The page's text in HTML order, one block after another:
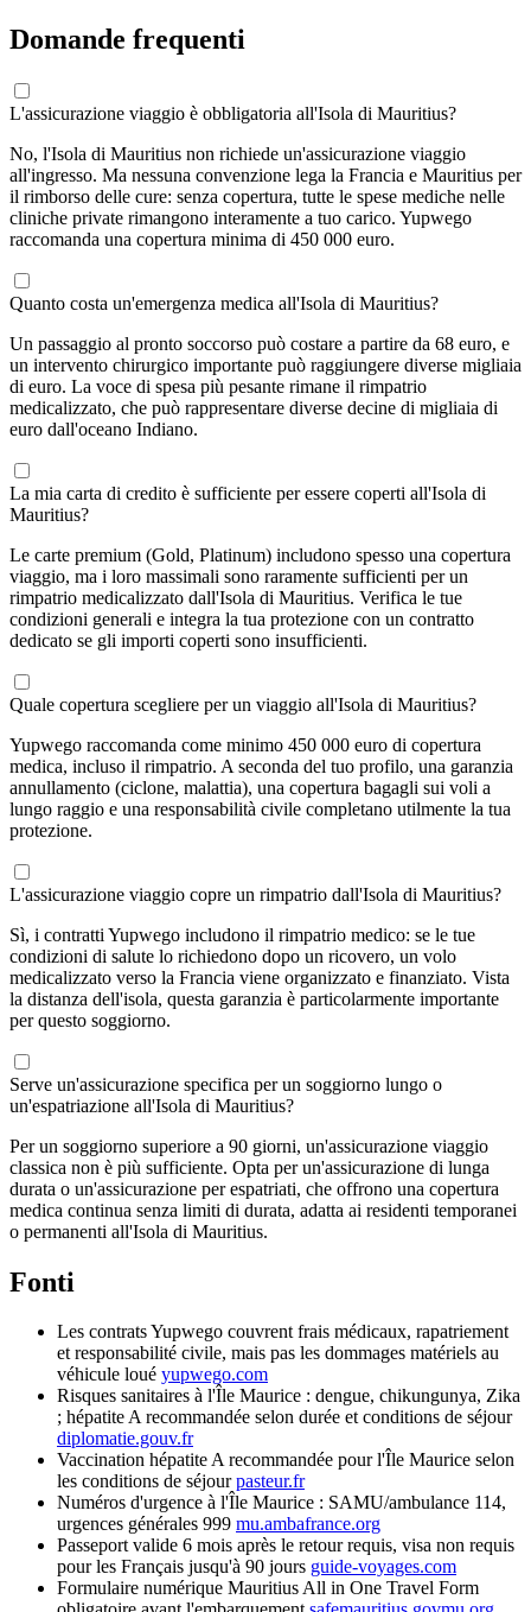
Domande frequenti
L'assicurazione viaggio è obbligatoria all'Isola di Mauritius?
No, l'Isola di Mauritius non richiede un'assicurazione viaggio
all'ingresso. Ma nessuna convenzione lega la Francia e Mauritius per
il rimborso delle cure: senza copertura, tutte le spese mediche nelle
cliniche private rimangono interamente a tuo carico. Yupwego
raccomanda una copertura minima di 450 000 euro.
Quanto costa un'emergenza medica all'Isola di Mauritius?
Un passaggio al pronto soccorso può costare a partire da 68 euro, e
un intervento chirurgico importante può raggiungere diverse migliaia
di euro. La voce di spesa più pesante rimane il rimpatrio
medicalizzato, che può rappresentare diverse decine di migliaia di
euro dall'oceano Indiano.
La mia carta di credito è sufficiente per essere coperti all'Isola di
Mauritius?
Le carte premium (Gold, Platinum) includono spesso una copertura
viaggio, ma i loro massimali sono raramente sufficienti per un
rimpatrio medicalizzato dall'Isola di Mauritius. Verifica le tue
condizioni generali e integra la tua protezione con un contratto
dedicato se gli importi coperti sono insufficienti.
Quale copertura scegliere per un viaggio all'Isola di Mauritius?
Yupwego raccomanda come minimo 450 000 euro di copertura
medica, incluso il rimpatrio. A seconda del tuo profilo, una garanzia
annullamento (ciclone, malattia), una copertura bagagli sui voli a
lungo raggio e una responsabilità civile completano utilmente la tua
protezione.
L'assicurazione viaggio copre un rimpatrio dall'Isola di Mauritius?
Sì, i contratti Yupwego includono il rimpatrio medico: se le tue
condizioni di salute lo richiedono dopo un ricovero, un volo
medicalizzato verso la Francia viene organizzato e finanziato. Vista
la distanza dell'isola, questa garanzia è particolarmente importante
per questo soggiorno.
Serve un'assicurazione specifica per un soggiorno lungo o
un'espatriazione all'Isola di Mauritius?
Per un soggiorno superiore a 90 giorni, un'assicurazione viaggio
classica non è più sufficiente. Opta per un'assicurazione di lunga
durata o un'assicurazione per espatriati, che offrono una copertura
medica continua senza limiti di durata, adatta ai residenti temporanei
o permanenti all'Isola di Mauritius.
Fonti
Les contrats Yupwego couvrent frais médicaux, rapatriement
et responsabilité civile, mais pas les dommages matériels au
véhicule loué yupwego.com
Risques sanitaires à l'Île Maurice : dengue, chikungunya, Zika
; hépatite A recommandée selon durée et conditions de séjour
diplomatie.gouv.fr
Vaccination hépatite A recommandée pour l'Île Maurice selon
les conditions de séjour pasteur.fr
Numéros d'urgence à l'Île Maurice : SAMU/ambulance 114,
urgences générales 999 mu.ambafrance.org
Passeport valide 6 mois après le retour requis, visa non requis
pour les Français jusqu'à 90 jours guide-voyages.com
Formulaire numérique Mauritius All in One Travel Form